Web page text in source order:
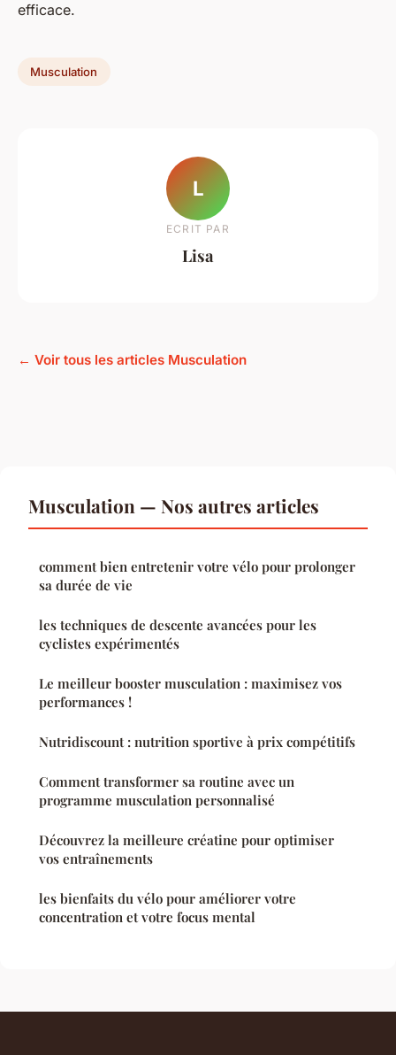
efficace.
Musculation
L
ECRIT PAR
Lisa
← Voir tous les articles Musculation
Musculation — Nos autres articles
comment bien entretenir votre vélo pour prolonger
sa durée de vie
les techniques de descente avancées pour les
cyclistes expérimentés
Le meilleur booster musculation : maximisez vos
performances !
Nutridiscount : nutrition sportive à prix compétitifs
Comment transformer sa routine avec un
programme musculation personnalisé
Découvrez la meilleure créatine pour optimiser
vos entraînements
les bienfaits du vélo pour améliorer votre
concentration et votre focus mental